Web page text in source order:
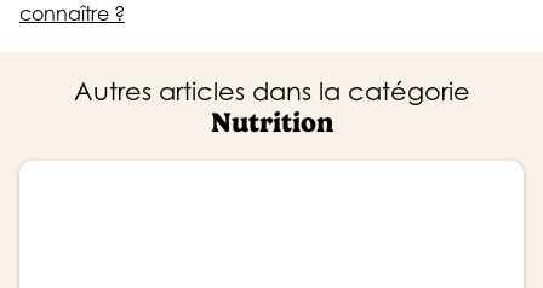
connaître ?
Autres articles dans la catégorie
Nutrition